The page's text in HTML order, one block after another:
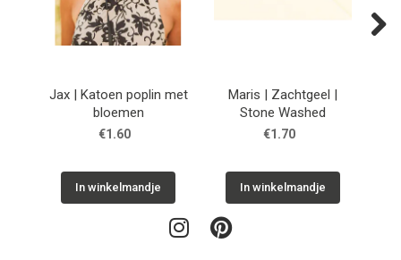
Jax | Katoen poplin met
bloemen
€1.60
In winkelmandje
Maris | Zachtgeel |
Stone Washed
€1.70
In winkelmandje